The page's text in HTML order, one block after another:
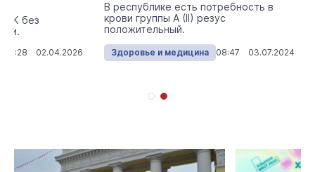
без
16:28 02.04.2026
В республике есть потребность в
крови группы A (II) резус
положительный.
Здоровье и медицина 08:47 03.07.2024